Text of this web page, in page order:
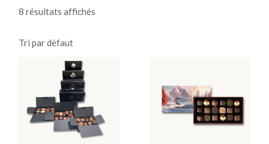
8 résultats affichés
Tri par défaut
Ce
produit
a
plusieurs